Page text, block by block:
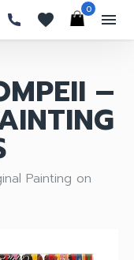
favorites
0
menu
–
Painting on